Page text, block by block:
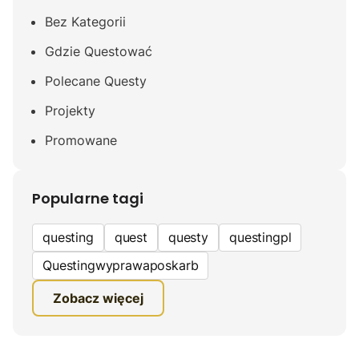
Bez Kategorii
Gdzie Questować
Polecane Questy
Projekty
Promowane
Popularne tagi
questing quest questy
questingpl
Questingwyprawaposkarb
edukacyjna gra terenowa
fundacja questingu
Zobacz więcej